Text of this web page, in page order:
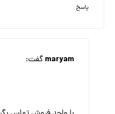
پاسخ
maryam گفت: